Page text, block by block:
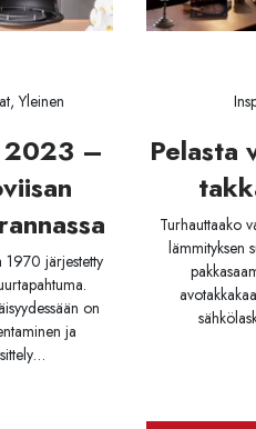
Yleinen
2023 –
1970 järjestetty
on
ja
Pelasta
Turhauttaako
lämmityksen